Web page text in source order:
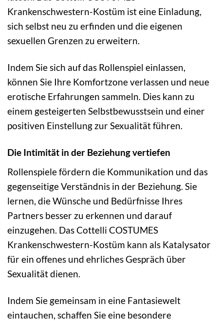
Krankenschwestern-Kostüm ist eine Einladung,
sich selbst neu zu erfinden und die eigenen
sexuellen Grenzen zu erweitern.
Indem Sie sich auf das Rollenspiel einlassen,
können Sie Ihre Komfortzone verlassen und neue
erotische Erfahrungen sammeln. Dies kann zu
einem gesteigerten Selbstbewusstsein und einer
positiven Einstellung zur Sexualität führen.
Die Intimität in der Beziehung vertiefen
Rollenspiele fördern die Kommunikation und das
gegenseitige Verständnis in der Beziehung. Sie
lernen, die Wünsche und Bedürfnisse Ihres
Partners besser zu erkennen und darauf
einzugehen. Das Cottelli COSTUMES
Krankenschwestern-Kostüm kann als Katalysator
für ein offenes und ehrliches Gespräch über
Sexualität dienen.
Indem Sie gemeinsam in eine Fantasiewelt
eintauchen, schaffen Sie eine besondere